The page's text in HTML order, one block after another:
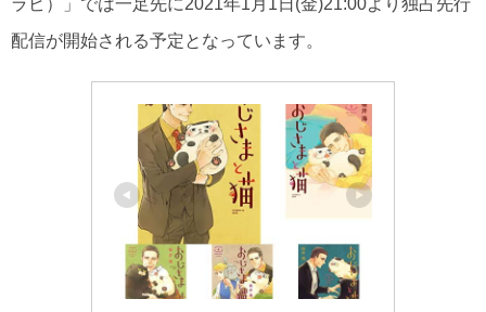
ラビ）」では一足先に2021年1月1日(金)21:00より独占先行
配信が開始される予定となっています。